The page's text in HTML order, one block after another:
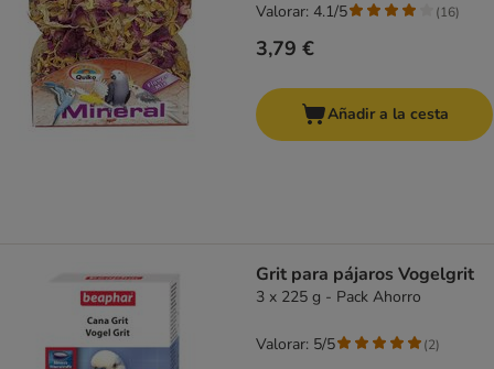
3,79 €
Valorar: 4.1/5 (16)
Añadir a la cesta
Grit para pájaros Vogelgrit
3 x 225 g - Pack Ahorro
Valorar: 5/5 (2)